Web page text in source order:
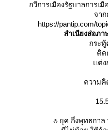
กวีการเมืองรัฐบาลการเมื
จา
https://pantip.com/
สำเนียงส่อภา
กระทู้
ติด
ต่ง
ความคิ
๏ ยุค กึ่งพุทธกา